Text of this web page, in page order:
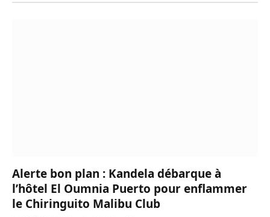
Alerte bon plan : Kandela débarque à
l’hôtel El Oumnia Puerto pour enflammer
le Chiringuito Malibu Club